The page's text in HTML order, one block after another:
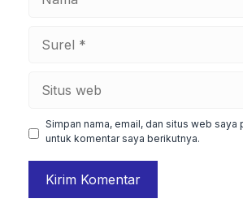
Simpan nama, email, dan situs web saya
untuk komentar saya berikutnya.